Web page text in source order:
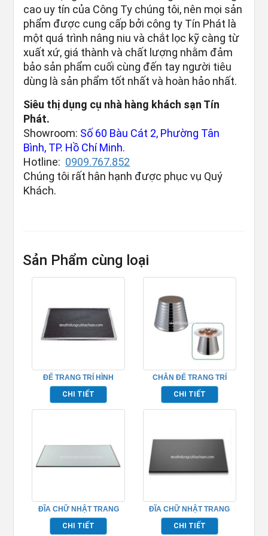
cao uy tín của Công Ty chúng tôi, nên mọi sản
phẩm được cung cấp bởi công ty Tín Phát là
một quá trình nâng niu và chắt lọc kỹ càng từ
xuất xứ, giá thành và chất lượng nhằm đảm
bảo sản phẩm cuối cùng đến tay người tiêu
dùng là sản phẩm tốt nhất và hoàn hảo nhất.
Siêu thị dụng cụ nhà hàng khách sạn Tín
Phát.
Showroom: Số 60 Bàu Cát 2, Phường Tân
Bình, TP. Hồ Chí Minh.
Hotline: 0909.767.852
Chúng tôi rất hân hạnh được phục vụ Quý
Khách.
Sản Phẩm cùng loại
ĐẾ TRANG TRÍ HÌNH
VUÔNG – TP697179
CHI TIẾT
CHÂN ĐẾ TRANG TRÍ
DECOR INOX TP697163
CHI TIẾT
ĐĨA CHỮ NHẬT TRANG
TRÍ BUFFET – TP697140
CHI TIẾT
ĐĨA CHỮ NHẬT TRANG
TRÍ BUFFET – TP697131
CHI TIẾT